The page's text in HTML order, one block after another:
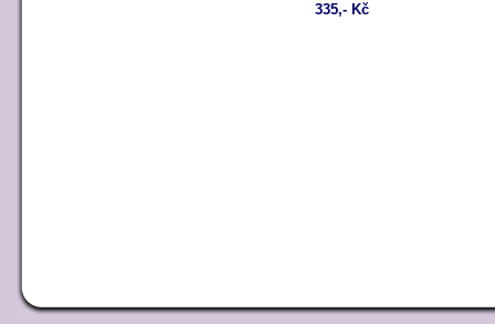
335,- Kč